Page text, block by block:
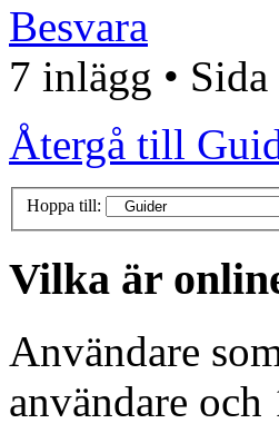
Besvara
7 inlägg • Sida
Återgå till
Hoppa till:
Vilka är
Användare
användare och